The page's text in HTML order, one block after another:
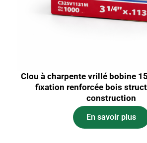
Clou à charpente vrillé bobine
fixation renforcée bois
construction
En savoir plus